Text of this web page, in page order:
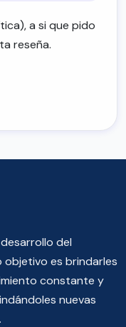
a si que pido
reseña.
del
objetivo es brindarles
constante y
nuevas